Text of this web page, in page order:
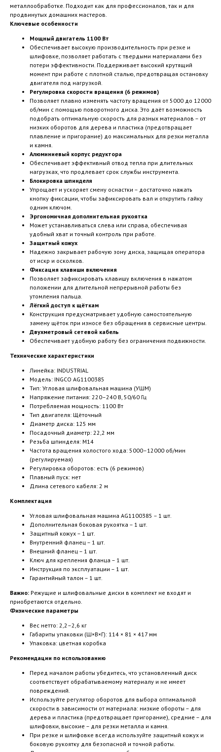
металлообработке. Подходит как для профессионалов, так и для
продвинутых домашних мастеров.
Ключевые особенности
Мощный двигатель 1100 Вт
Обеспечивает высокую производительность при резке и
шлифовке, позволяет работать с твердыми материалами без
потери эффективности. Поддерживает высокий крутящий
момент при работе с плотной сталью, предотвращая остановку
двигателя под нагрузкой.
Регулировка скорости вращения (6 режимов)
Позволяет плавно изменять частоту вращения от 5000 до 12000
об/мин с помощью поворотного диска. Это даёт возможность
подобрать оптимальную скорость для разных материалов – от
низких оборотов для дерева и пластика (предотвращает
плавление и пригорание) до максимальных для резки металла
и камня.
Алюминиевый корпус редуктора
Обеспечивает эффективный отвод тепла при длительных
нагрузках, что продлевает срок службы инструмента.
Блокировка шпинделя
Упрощает и ускоряет смену оснастки – достаточно нажать
кнопку фиксации, чтобы зафиксировать вал и открутить гайку
одним ключом.
Эргономичная дополнительная рукоятка
Может устанавливаться слева или справа, обеспечивая
удобный хват и точный контроль при работе.
Защитный кожух
Надежно закрывает рабочую зону диска, защищая оператора
от искр и осколков.
Фиксация клавиши включения
Позволяет зафиксировать клавишу включения в нажатом
положении для длительной непрерывной работы без
утомления пальца.
Лёгкий доступ к щёткам
Конструкция предусматривает удобную самостоятельную
замену щёток при износе без обращения в сервисные центры.
Двухметровый сетевой кабель
Обеспечивает удобную работу без ограничения подвижности.
Технические характеристики
Линейка: INDUSTRIAL
Модель: INGCO AG1100385
Тип: Угловая шлифовальная машина (УШМ)
Напряжение питания: 220–240 В, 50/60 Гц
Потребляемая мощность: 1100 Вт
Тип двигателя: Щёточный
Диаметр диска: 125 мм
Посадочный диаметр: 22,2 мм
Резьба шпинделя: M14
Частота вращения холостого хода: 5000–12000 об/мин
(регулируемая)
Регулировка оборотов: есть (6 режимов)
Плавный пуск: нет
Длина сетевого кабеля: 2 м
Комплектация
Угловая шлифовальная машина AG1100385 – 1 шт.
Дополнительная боковая рукоятка – 1 шт.
Защитный кожух – 1 шт.
Внутренний фланец – 1 шт.
Внешний фланец – 1 шт.
Ключ для крепления фланца – 1 шт.
Инструкция по эксплуатации – 1 шт.
Гарантийный талон – 1 шт.
Важно: Режущие и шлифовальные диски в комплект не входят и
приобретаются отдельно.
Физические параметры
Вес нетто: 2,2–2,6 кг
Габариты упаковки (Ш×В×Г): 114 × 81 × 417 мм
Упаковка: цветная коробка
Рекомендации по использованию
Перед началом работы убедитесь, что установленный диск
соответствует обрабатываемому материалу и не имеет
повреждений.
Используйте регулятор оборотов для выбора оптимальной
скорости в зависимости от материала: низкие обороты – для
дерева и пластика (предотвращает пригорание), средние – для
шлифовки, высокие – для резки металла и камня.
При резке и шлифовке всегда используйте защитный кожух и
боковую рукоятку для безопасной и точной работы.